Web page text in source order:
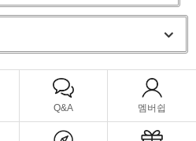
Q&A 멤버쉽